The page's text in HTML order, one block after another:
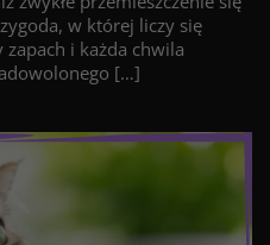
w której liczy się
i każda chwila
[…]